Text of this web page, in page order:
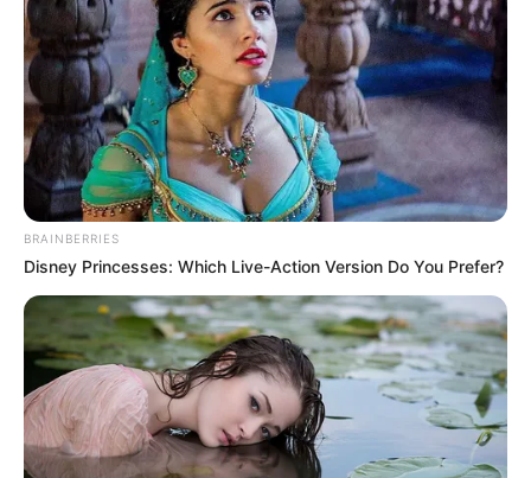
BRAINBERRIES
Disney Princesses: Which Live-Action Version Do You Prefer?